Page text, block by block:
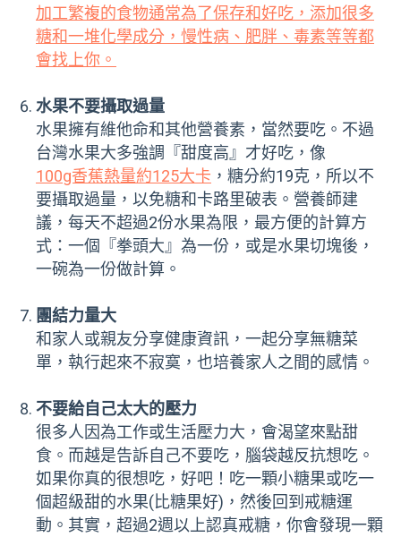
加工繁複的食物通常為了保存和好吃，添加很多
糖和一堆化學成分，慢性病、肥胖、毒素等等都
會找上你。
水果不要攝取過量
水果擁有維他命和其他營養素，當然要吃。不過
台灣水果大多強調『甜度高』才好吃，像
100g香蕉熱量約125大卡 ，糖分約19克，所以不
要攝取過量，以免糖和卡路里破表。營養師建
議，每天不超過2份水果為限，最方便的計算方
式：一個『拳頭大』為一份，或是水果切塊後，
一碗為一份做計算。
團結力量大
和家人或親友分享健康資訊，一起分享無糖菜
單，執行起來不寂寞，也培養家人之間的感情。
不要給自己太大的壓力
很多人因為工作或生活壓力大，會渴望來點甜
食。而越是告訴自己不要吃，腦袋越反抗想吃。
如果你真的很想吃，好吧！吃一顆小糖果或吃一
個超級甜的水果(比糖果好)，然後回到戒糖運
動。其實，超過2週以上認真戒糖，你會發現一顆